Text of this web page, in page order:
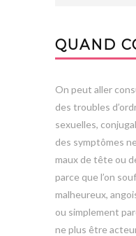
QUAND
On peut aller
des troubles
sexuelles,
des symptômes
maux de tête ou
parce que l’on
malheureux,
ou simplement
ne plus être